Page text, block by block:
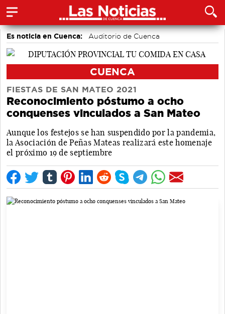
Es noticia en Cuenca: Auditorio de Cuenca
CUENCA
FIESTAS DE SAN MATEO 2021
Reconocimiento póstumo a ocho
conquenses vinculados a San Mateo
Aunque los festejos se han suspendido por la pandemia,
la Asociación de Peñas Mateas realizará este homenaje
el próximo 19 de septiembre